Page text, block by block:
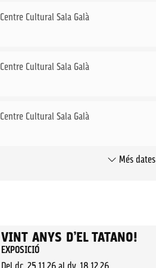
Centre Cultural Sala Galà
Centre Cultural Sala Galà
Centre Cultural Sala Galà
Més dates
VINT ANYS D’EL TATANO!
EXPOSICIÓ